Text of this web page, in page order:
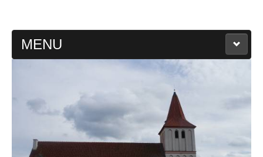
MENU
KAPLICA FILIALNA
MSZE I NABOŻEŃSTWA